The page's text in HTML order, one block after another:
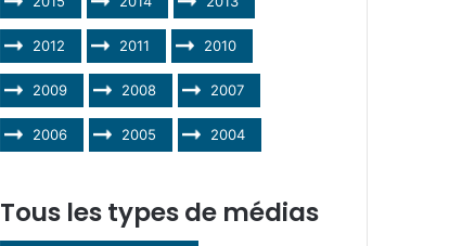
2012 2011 2010
2009 2008 2007
2006 2005 2004
Tous les types de médias